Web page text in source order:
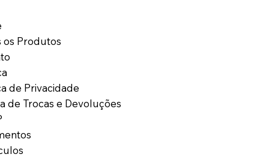
os Produtos
de Privacidade
de Trocas e Devoluções